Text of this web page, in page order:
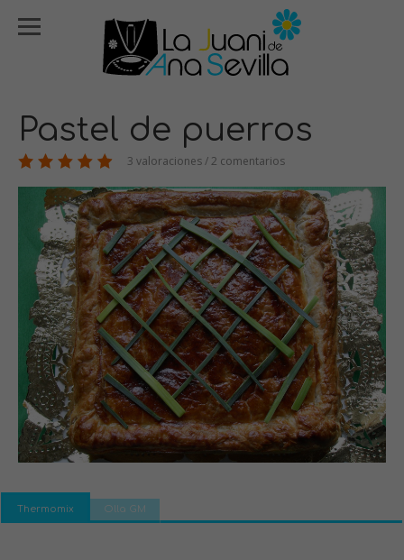
Pastel de puerros
3 valoraciones / 2 comentarios
Thermomix Olla GM